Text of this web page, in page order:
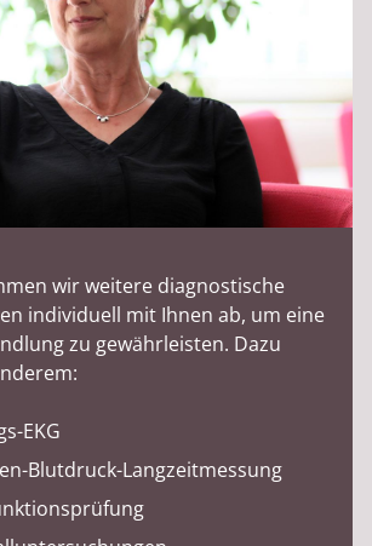
wir weitere diagnostische
individuell mit Ihnen ab, um eine
zu gewährleisten. Dazu
EKG
Blutdruck-Langzeitmessung